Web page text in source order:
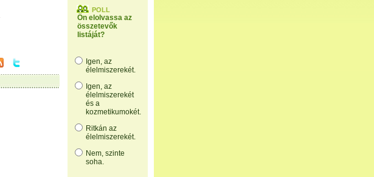
POLL
Ön elolvassa az
összetevők
listáját?
Igen, az
élelmiszerekét.
Igen, az
élelmiszerekét
és a
kozmetikumokét.
Ritkán az
élelmiszerekét.
Nem, szinte
soha.